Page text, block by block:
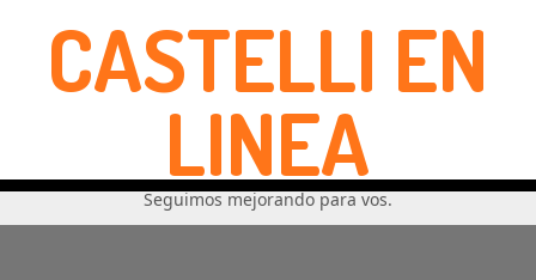
CASTELLI EN
LINEA
Seguimos mejorando para vos.